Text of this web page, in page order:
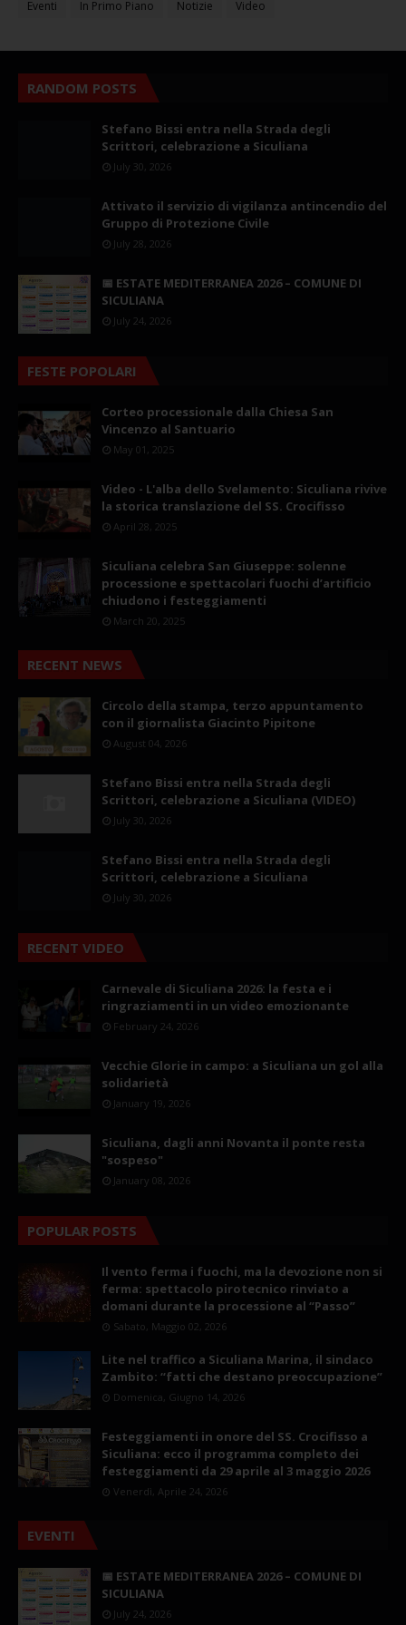
Eventi In Primo Piano Notizie Video
RANDOM POSTS
Stefano Bissi entra nella Strada degli
Scrittori, celebrazione a Siculiana
July 30, 2026
Attivato il servizio di vigilanza antincendio del
Gruppo di Protezione Civile
July 28, 2026
📅 ESTATE MEDITERRANEA 2026 – COMUNE DI
SICULIANA
July 24, 2026
FESTE POPOLARI
Corteo processionale dalla Chiesa San
Vincenzo al Santuario
May 01, 2025
Video - L'alba dello Svelamento: Siculiana rivive
la storica translazione del SS. Crocifisso
April 28, 2025
Siculiana celebra San Giuseppe: solenne
processione e spettacolari fuochi d’artificio
chiudono i festeggiamenti
March 20, 2025
RECENT NEWS
Circolo della stampa, terzo appuntamento
con il giornalista Giacinto Pipitone
August 04, 2026
Stefano Bissi entra nella Strada degli
Scrittori, celebrazione a Siculiana (VIDEO)
July 30, 2026
Stefano Bissi entra nella Strada degli
Scrittori, celebrazione a Siculiana
July 30, 2026
RECENT VIDEO
Carnevale di Siculiana 2026: la festa e i
ringraziamenti in un video emozionante
February 24, 2026
Vecchie Glorie in campo: a Siculiana un gol alla
solidarietà
January 19, 2026
Siculiana, dagli anni Novanta il ponte resta
"sospeso"
January 08, 2026
POPULAR POSTS
Il vento ferma i fuochi, ma la devozione non si
ferma: spettacolo pirotecnico rinviato a
domani durante la processione al “Passo”
Sabato, Maggio 02, 2026
Lite nel traffico a Siculiana Marina, il sindaco
Zambito: “fatti che destano preoccupazione”
Domenica, Giugno 14, 2026
Festeggiamenti in onore del SS. Crocifisso a
Siculiana: ecco il programma completo dei
festeggiamenti da 29 aprile al 3 maggio 2026
Venerdì, Aprile 24, 2026
EVENTI
📅 ESTATE MEDITERRANEA 2026 – COMUNE DI
SICULIANA
July 24, 2026